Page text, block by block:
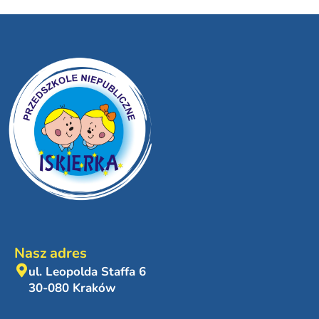
Nasz adres
ul. Leopolda Staffa 6
30-080 Kraków